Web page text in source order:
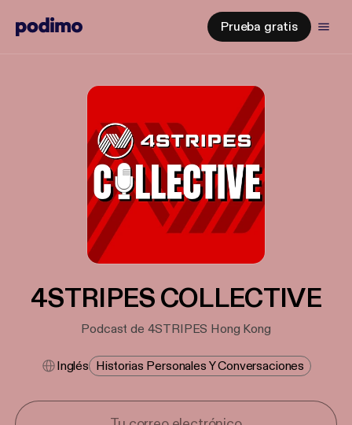
Prueba gratis
4STRIPES COLLECTIVE
Podcast de 4STRIPES Hong Kong
Inglés Historias Personales Y Conversaciones